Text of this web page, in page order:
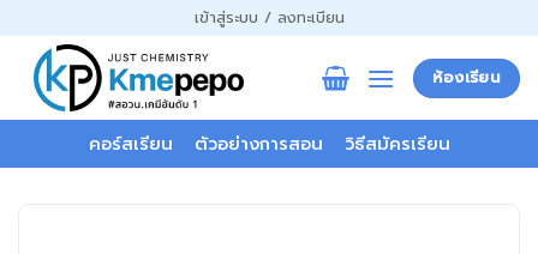
ไป
เนื้อหา
เข้าสู่ระบบ / ลงทะเบียน
ห้องเรียน
คอร์สเรียน ตัวอย่างการสอน วิธีสมัครเรียน